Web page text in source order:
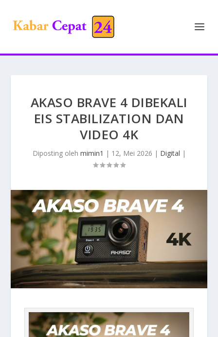
AKASO BRAVE 4 DIBEKALI
EIS STABILIZATION DAN
VIDEO 4K
Diposting oleh mimin1 | 12, Mei 2026 | Digital |